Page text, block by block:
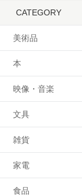
CATEGORY
美術品
本
映像・音楽
文具
雑貨
家電
食品